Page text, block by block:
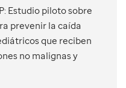
Estudio piloto sobre
prevenir la caída
que reciben
no malignas y